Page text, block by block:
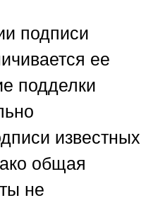
подписи
ее
подделки
известных
общая
не